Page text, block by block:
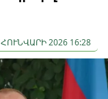
2026 16:28